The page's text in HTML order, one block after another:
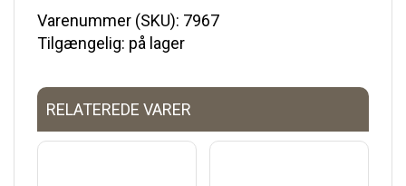
Varenummer (SKU): 7967
Tilgængelig: på lager
RELATEREDE VARER